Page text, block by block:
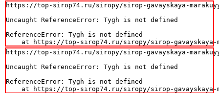
https://top-sirop74.ru/siropy/sirop-gavayskaya-
Uncaught ReferenceError: Tygh is not defined
ReferenceError: Tygh is not defined
at https://top-sirop74.ru/siropy/sirop-
https://top-sirop74.ru/siropy/sirop-gavayskaya-
Uncaught ReferenceError: Tygh is not defined
ReferenceError: Tygh is not defined
at https://top-sirop74.ru/siropy/sirop-